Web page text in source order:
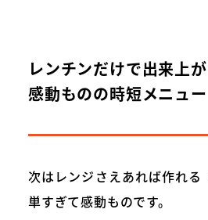
レンチンだけで出来上が
感動ものの時短メニュー
次はレンジさえあれば作れる
単すぎて感動ものです。